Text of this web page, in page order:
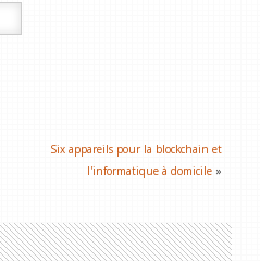
Six appareils pour la blockchain et
l'informatique à domicile »